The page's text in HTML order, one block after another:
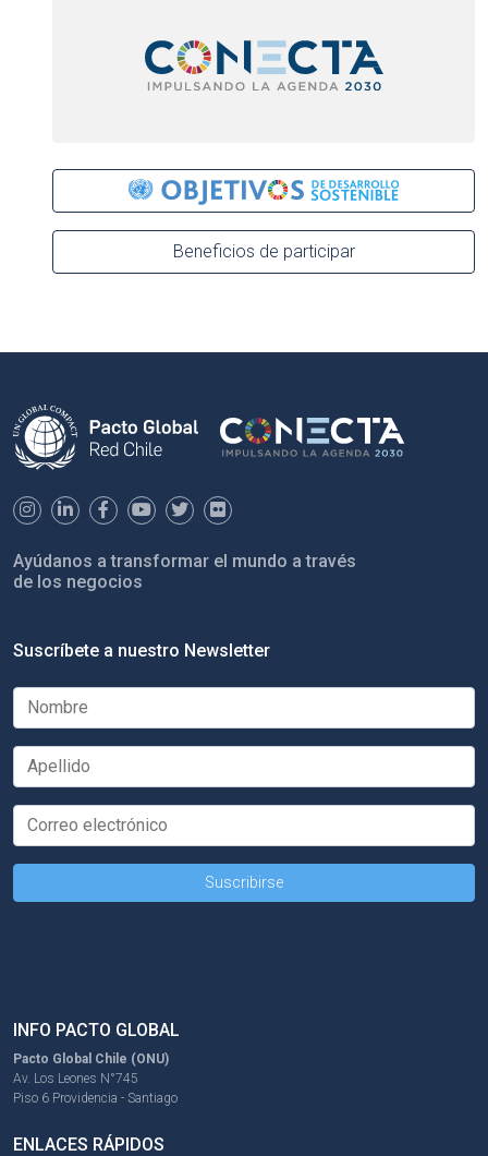
Beneficios de participar
Ayúdanos a transformar el mundo a través
de los negocios
Suscríbete a nuestro Newsletter
INFO PACTO GLOBAL
Pacto Global Chile (ONU)
Av. Los Leones N°745
Piso 6 Providencia - Santiago
ENLACES RÁPIDOS